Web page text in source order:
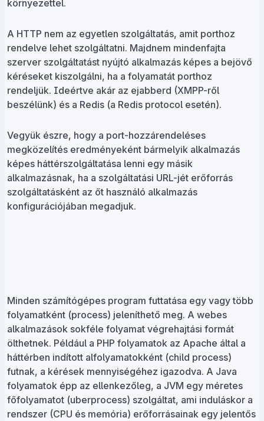
környezettel.
A HTTP nem az egyetlen szolgáltatás, amit porthoz
rendelve lehet szolgáltatni. Majdnem mindenfajta
szerver szolgáltatást nyújtó alkalmazás képes a bejövő
kéréseket kiszolgálni, ha a folyamatát porthoz
rendeljük. Ideértve akár az ejabberd (XMPP-ről
beszélünk) és a Redis (a Redis protocol esetén).
Vegyük észre, hogy a port-hozzárendeléses
megközelítés eredményeként bármelyik alkalmazás
képes háttérszolgáltatása lenni egy másik
alkalmazásnak, ha a szolgáltatási URL-jét erőforrás
szolgáltatásként az őt használó alkalmazás
konfigurációjában megadjuk.
Minden számítógépes program futtatása egy vagy több
folyamatként (process) jeleníthető meg. A webes
alkalmazások sokféle folyamat végrehajtási formát
ölthetnek. Például a PHP folyamatok az Apache által a
háttérben indított alfolyamatokként (child process)
futnak, a kérések mennyiségéhez igazodva. A Java
folyamatok épp az ellenkezőleg, a JVM egy méretes
főfolyamatot (uberprocess) szolgáltat, ami induláskor a
rendszer (CPU és memória) erőforrásainak egy jelentős